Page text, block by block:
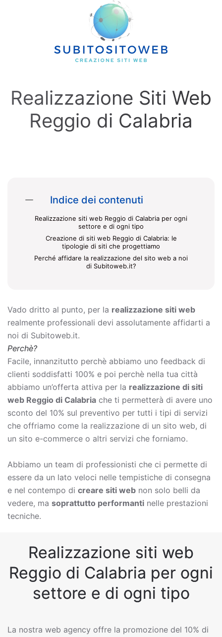
Skip to main content
Realizzazione Siti Web
Reggio di Calabria
Indice dei contenuti
Realizzazione siti web Reggio di Calabria per ogni
settore e di ogni tipo
Creazione di siti web Reggio di Calabria: le
tipologie di siti che progettiamo
Perché affidare la realizzazione del sito web a noi
di Subitoweb.it?
Vado dritto al punto, per la realizzazione siti web
realmente professionali devi assolutamente affidarti a
noi di Subitoweb.it.
Perchè?
Facile, innanzitutto perchè abbiamo uno feedback di
clienti soddisfatti 100% e poi perchè nella tua città
abbiamo un’offerta attiva per la realizzazione di siti
web Reggio di Calabria che ti permetterà di avere uno
sconto del 10% sul preventivo per tutti i tipi di servizi
che offriamo come la realizzazione di un sito web, di
un sito e-commerce o altri servizi che forniamo.
Abbiamo un team di professionisti che ci permette di
essere da un lato veloci nelle tempistiche di consegna
e nel contempo di creare siti web non solo belli da
vedere, ma soprattutto performanti nelle prestazioni
tecniche.
Realizzazione siti web
Reggio di Calabria per ogni
settore e di ogni tipo
La nostra web agency offre la promozione del 10% di